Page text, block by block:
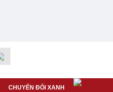
CHUYỂN ĐỔI XANH